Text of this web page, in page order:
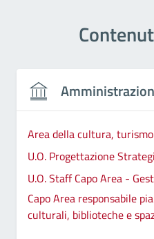
Area della cultura,
U.O. Progettazione
U.O. Staff Capo Area -
Capo Area responsabile
culturali, biblioteche e